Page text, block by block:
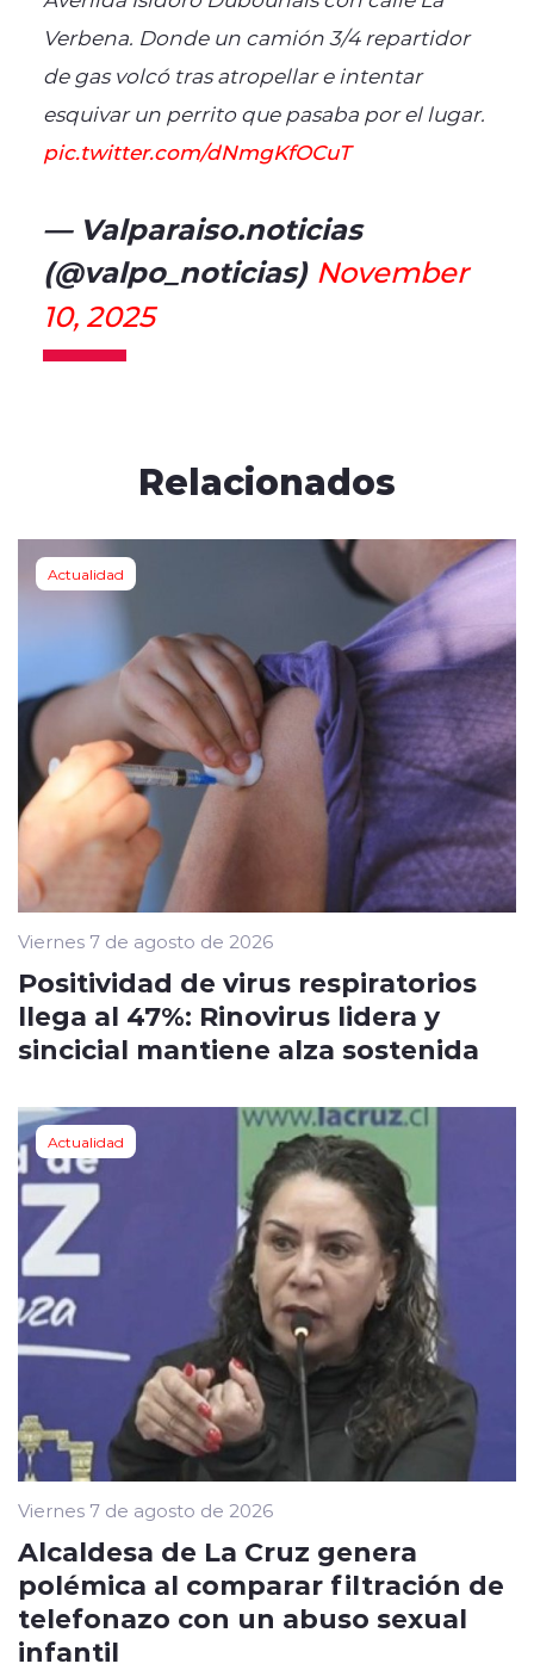
Verbena. Donde un camión 3/4 repartidor
de gas volcó tras atropellar e intentar
esquivar un perrito que pasaba por el lugar.
pic.twitter.com/dNmgKfOCuT
— Valparaiso.noticias
(@valpo_noticias) November
10, 2025
Relacionados
Actualidad
Viernes 7 de agosto de 2026
Positividad de virus respiratorios
llega al 47%: Rinovirus lidera y
sincicial mantiene alza sostenida
Actualidad
Viernes 7 de agosto de 2026
Alcaldesa de La Cruz genera
polémica al comparar filtración de
telefonazo con un abuso sexual
infantil